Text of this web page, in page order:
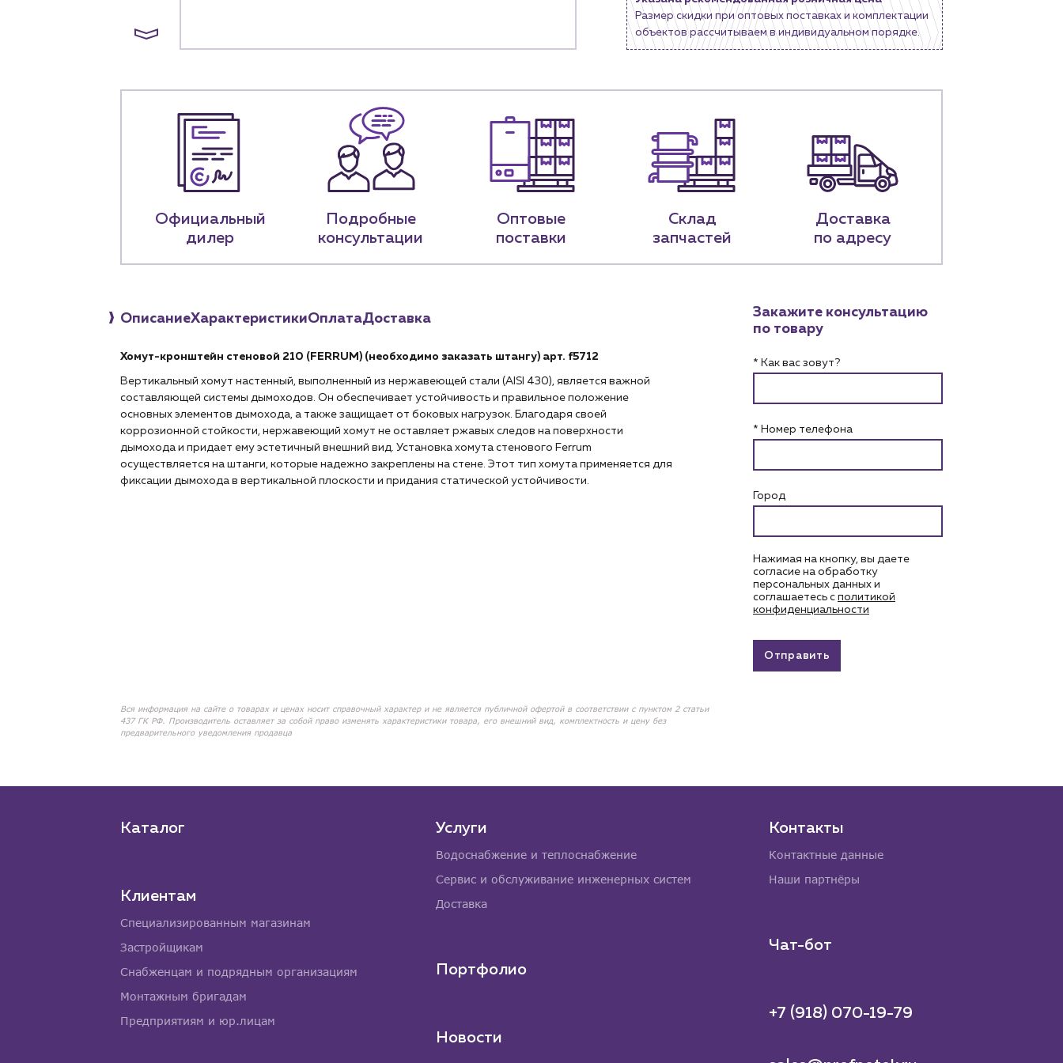
Размер скидки при оптовых поставках и комплектации
объектов рассчитываем в индивидуальном порядке.
Официальный
дилер
Подробные
консультации
Оптовые
поставки
Склад
запчастей
Доставка
по адресу
ОписаниеХарактеристикиОплатаДоставка
Хомут-кронштейн стеновой 210 (FERRUM) (необходимо заказать штангу) арт. f5712
Вертикальный хомут настенный, выполненный из нержавеющей стали (AISI 430), является важной
составляющей системы дымоходов. Он обеспечивает устойчивость и правильное положение
основных элементов дымохода, а также защищает от боковых нагрузок. Благодаря своей
коррозионной стойкости, нержавеющий хомут не оставляет ржавых следов на поверхности
дымохода и придает ему эстетичный внешний вид. Установка хомута стенового Ferrum
осуществляется на штанги, которые надежно закреплены на стене. Этот тип хомута применяется для
фиксации дымохода в вертикальной плоскости и придания статической устойчивости.
Вся информация на сайте о товарах и ценах носит справочный характер и не является публичной офертой в соответствии с пунктом 2 статьи
437 ГК РФ. Производитель оставляет за собой право изменять характеристики товара, его внешний вид, комплектность и цену без
предварительного уведомления продавца
Закажите консультацию
по товару
* Как вас зовут?
* Номер телефона
Город
Нажимая на кнопку, вы даете
согласие на обработку
персональных данных и
соглашаетесь c политикой
конфиденциальности
Отправить
Каталог
Клиентам
Специализированным магазинам
Застройщикам
Снабженцам и подрядным организациям
Монтажным бригадам
Предприятиям и юр.лицам
Услуги
Водоснабжение и теплоснабжение
Сервис и обслуживание инженерных систем
Доставка
Портфолио
Новости
Контакты
Контактные данные
Наши партнёры
Чат-бот
+7 (918) 070-19-79